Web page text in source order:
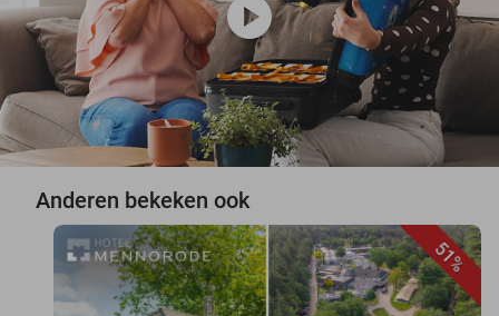
play_circle
Anderen bekeken ook
51%